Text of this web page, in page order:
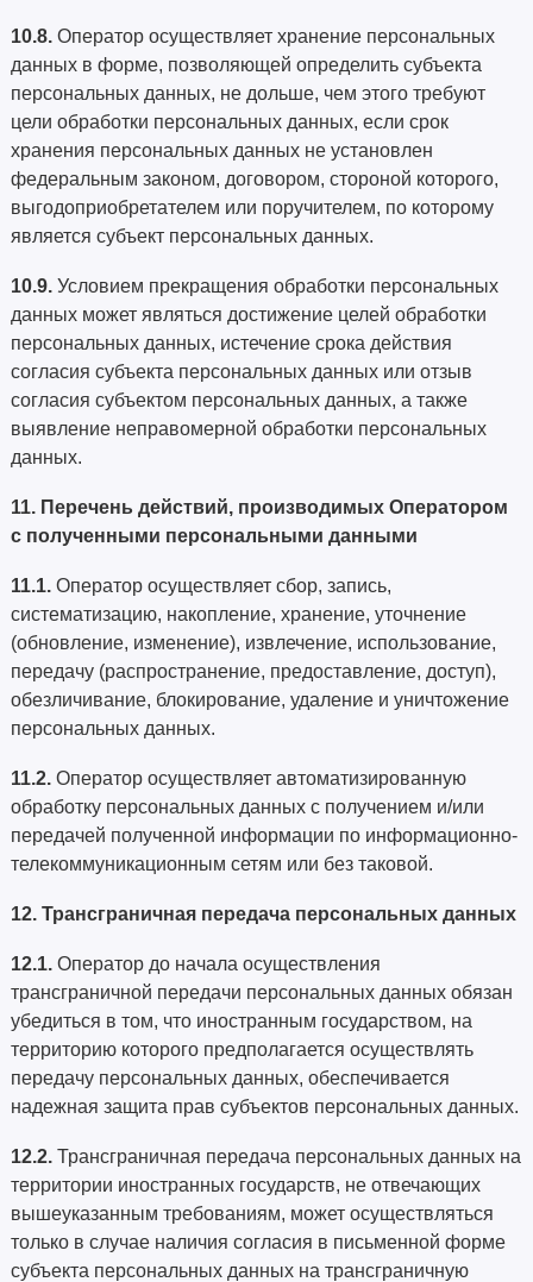
10.8. Оператор осуществляет хранение персональных
данных в форме, позволяющей определить субъекта
персональных данных, не дольше, чем этого требуют
цели обработки персональных данных, если срок
хранения персональных данных не установлен
федеральным законом, договором, стороной которого,
выгодоприобретателем или поручителем, по которому
является субъект персональных данных.
10.9. Условием прекращения обработки персональных
данных может являться достижение целей обработки
персональных данных, истечение срока действия
согласия субъекта персональных данных или отзыв
согласия субъектом персональных данных, а также
выявление неправомерной обработки персональных
данных.
11. Перечень действий, производимых Оператором
с полученными персональными данными
11.1. Оператор осуществляет сбор, запись,
систематизацию, накопление, хранение, уточнение
(обновление, изменение), извлечение, использование,
передачу (распространение, предоставление, доступ),
обезличивание, блокирование, удаление и уничтожение
персональных данных.
11.2. Оператор осуществляет автоматизированную
обработку персональных данных с получением и/или
передачей полученной информации по информационно-
телекоммуникационным сетям или без таковой.
12. Трансграничная передача персональных данных
12.1. Оператор до начала осуществления
трансграничной передачи персональных данных обязан
убедиться в том, что иностранным государством, на
территорию которого предполагается осуществлять
передачу персональных данных, обеспечивается
надежная защита прав субъектов персональных данных.
12.2. Трансграничная передача персональных данных на
территории иностранных государств, не отвечающих
вышеуказанным требованиям, может осуществляться
только в случае наличия согласия в письменной форме
субъекта персональных данных на трансграничную